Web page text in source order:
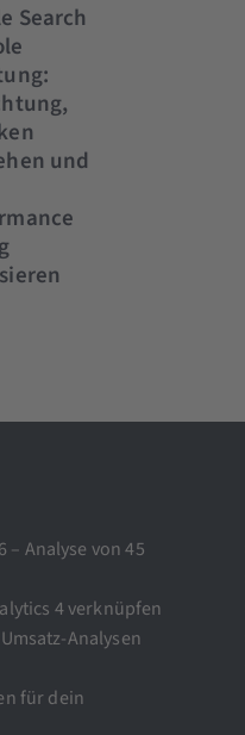
Search
und
– Analyse von 45
4 verknüpfen
Analysen
für dein